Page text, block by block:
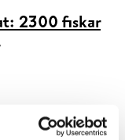
2300 fiskar
resultat med ca
Bland dem fanns